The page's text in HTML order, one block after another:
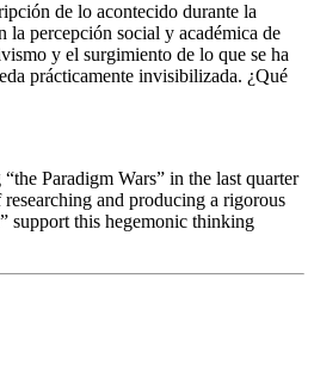
de lo acontecido durante la
percepción social y académica de
y el surgimiento de lo que se ha
prácticamente invisibilizada. ¿Qué
Paradigm Wars” in the last quarter
and producing a rigorous
support this hegemonic thinking